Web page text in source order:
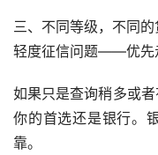
三、不同等级，不同
轻度征信问题——优先
如果只是查询稍多或
你的首选还是银行。
靠。